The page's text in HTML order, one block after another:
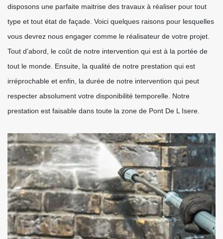
disposons une parfaite maitrise des travaux à réaliser pour tout
type et tout état de façade. Voici quelques raisons pour lesquelles
vous devrez nous engager comme le réalisateur de votre projet.
Tout d’abord, le coût de notre intervention qui est à la portée de
tout le monde. Ensuite, la qualité de notre prestation qui est
irréprochable et enfin, la durée de notre intervention qui peut
respecter absolument votre disponibilité temporelle. Notre
prestation est faisable dans toute la zone de Pont De L Isere.